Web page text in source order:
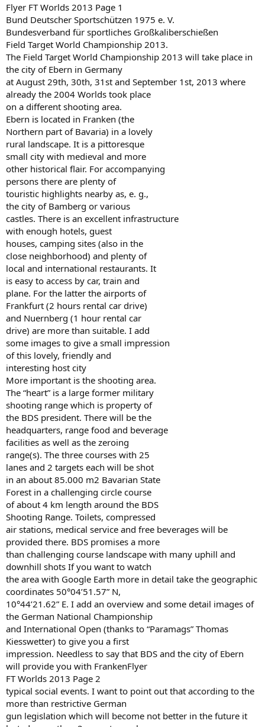
Flyer FT Worlds 2013 Page 1
Bund Deutscher Sportschützen 1975 e. V.
Bundesverband für sportliches Großkaliberschießen
Field Target World Championship 2013.
The Field Target World Championship 2013 will take place in
the city of Ebern in Germany
at August 29th, 30th, 31st and September 1st, 2013 where
already the 2004 Worlds took place
on a different shooting area.
Ebern is located in Franken (the
Northern part of Bavaria) in a lovely
rural landscape. It is a pittoresque
small city with medieval and more
other historical flair. For accompanying
persons there are plenty of
touristic highlights nearby as, e. g.,
the city of Bamberg or various
castles. There is an excellent infrastructure
with enough hotels, guest
houses, camping sites (also in the
close neighborhood) and plenty of
local and international restaurants. It
is easy to access by car, train and
plane. For the latter the airports of
Frankfurt (2 hours rental car drive)
and Nuernberg (1 hour rental car
drive) are more than suitable. I add
some images to give a small impression
of this lovely, friendly and
interesting host city
More important is the shooting area.
The “heart” is a large former military
shooting range which is property of
the BDS president. There will be the
headquarters, range food and beverage
facilities as well as the zeroing
range(s). The three courses with 25
lanes and 2 targets each will be shot
in an about 85.000 m2 Bavarian State
Forest in a challenging circle course
of about 4 km length around the BDS
Shooting Range. Toilets, compressed
air stations, medical service and free beverages will be
provided there. BDS promises a more
than challenging course landscape with many uphill and
downhill shots If you want to watch
the area with Google Earth more in detail take the geographic
coordinates 50°04’51.57” N,
10°44’21.62” E. I add an overview and some detail images of
the German National Championship
and International Open (thanks to “Paramags” Thomas
Kiesswetter) to give you a first
impression. Needless to say that BDS and the city of Ebern
will provide you with FrankenFlyer
FT Worlds 2013 Page 2
typical social events. I want to point out that according to the
more than restrictive German
gun legislation which will become not better in the future it